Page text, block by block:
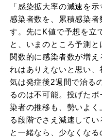
「感染拡大率の減速を
感染者数を、累積感染
す。先にK値で予想を立
と、いまのところ予測
関数的に感染者数が増
れはありえないと思い
気は発症後2週間で治る
るのは不可能。投げた
染者の推移も、勢いよ
る段階でさえ減速して
と一緒なら、少なくな